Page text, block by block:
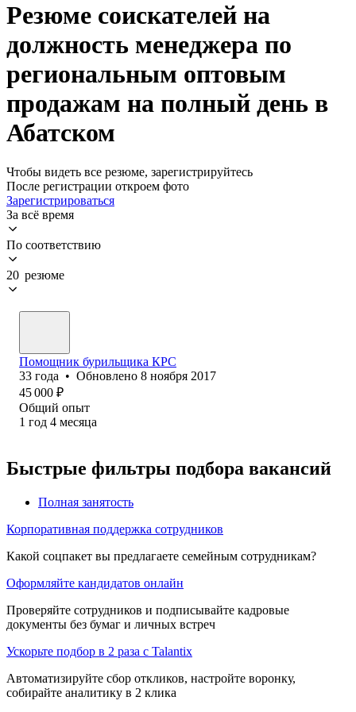
Резюме соискателей на
должность менеджера по
региональным оптовым
продажам на полный день в
Абатском
Чтобы видеть все резюме, зарегистрируйтесь
После регистрации откроем фото
Зарегистрироваться
За всё время
По соответствию
20 резюме
Помощник бурильщика КРС
33 года • Обновлено 8 ноября 2017
45 000 ₽
Общий опыт
1 год 4 месяца
Быстрые фильтры подбора вакансий
Полная занятость
Корпоративная поддержка сотрудников
Какой соцпакет вы предлагаете семейным сотрудникам?
Оформляйте кандидатов онлайн
Проверяйте сотрудников и подписывайте кадровые
документы без бумаг и личных встреч
Ускорьте подбор в 2 раза с Talantix
Автоматизируйте сбор откликов, настройте воронку,
собирайте аналитику в 2 клика